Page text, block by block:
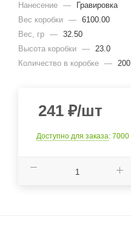
Нанесение —
Гравировка
Вес коробки — 6100.00
Вес, гр — 32.50
Высота коробки — 23.0
Количество в коробке — 200
241 ₽/шт
Доступно для заказа: 7000